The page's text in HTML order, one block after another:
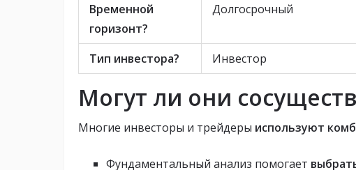
Временной
горизонт?
Долгосрочный
Тип инвестора? Инвестор
Могут ли они
Многие инвесторы и трейдеры используют
Фундаментальный анализ помогает